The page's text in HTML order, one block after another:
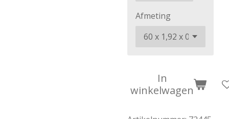
Afmeting
In
winkelwagen